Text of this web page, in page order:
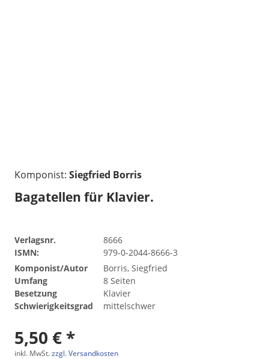
Komponist: Siegfried Borris
Bagatellen für Klavier.
Verlagsnr.
8666
ISMN:
979-0-2044-8666-3
Komponist/Autor
Borris, Siegfried
Umfang
8 Seiten
Besetzung
Klavier
Schwierigkeitsgrad
mittelschwer
5,50 € *
inkl. MwSt.zzgl. Versandkosten